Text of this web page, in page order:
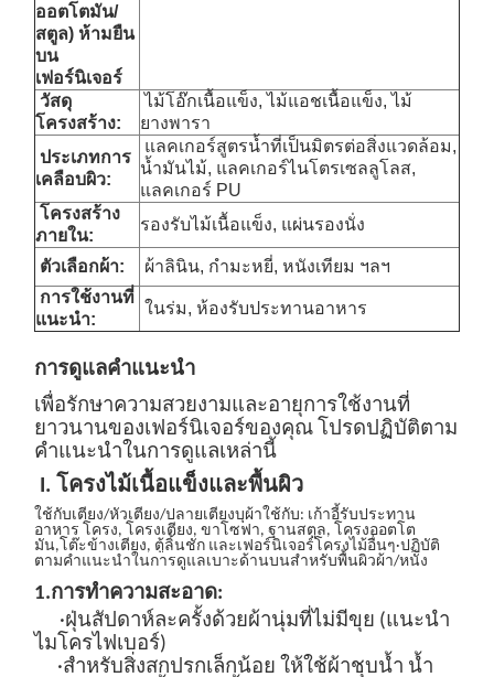
ออตโตมัน/
สตูล) ห้ามยืน
บน
เฟอร์นิเจอร์
วัสดุ
โครงสร้าง:
ไม้โอ๊กเนื้อแข็ง, ไม้แอชเนื้อแข็ง, ไม้
ยางพารา
ประเภทการ
เคลือบผิว:
แลคเกอร์สูตรน้ำที่เป็นมิตรต่อสิ่งแวดล้อม,
น้ำมันไม้, แลคเกอร์ไนโตรเซลลูโลส,
แลคเกอร์ PU
โครงสร้าง
ภายใน:
รองรับไม้เนื้อแข็ง, แผ่นรองนั่ง
ตัวเลือกผ้า:
ผ้าลินิน, กำมะหยี่, หนังเทียม ฯลฯ
การใช้งานที่
แนะนำ:
ในร่ม, ห้องรับประทานอาหาร
การดูแลคำแนะนำ
เพื่อรักษาความสวยงามและอายุการใช้งานที่
ยาวนานของเฟอร์นิเจอร์ของคุณ โปรดปฏิบัติตาม
คำแนะนำในการดูแลเหล่านี้
I. โครงไม้เนื้อแข็งและพื้นผิว
ใช้กับเตียง/หัวเตียง/ปลายเตียงบุผ้า ใช้กับ: เก้าอี้รับประทาน
อาหาร โครง, โครงเตียง, ขาโซฟา, ฐานสตูล, โครงออตโต
มัน,โต๊ะข้างเตียง, ตู้ลิ้นชัก และเฟอร์นิเจอร์โครงไม้อื่นๆ·ปฏิบัติ
ตามคำแนะนำในการดูแลเบาะด้านบนสำหรับพื้นผิวผ้า/หนัง
1.การทำความสะอาด:
·ฝุ่นสัปดาห์ละครั้งด้วยผ้านุ่มที่ไม่มีขุย (แนะนำ
ไมโครไฟเบอร์)
·สำหรับสิ่งสกปรกเล็กน้อย ให้ใช้ผ้าชุบน้ำ น้ำ